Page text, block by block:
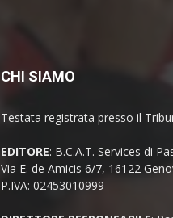
CHI SIAMO
Testata registrata presso il
EDITORE: B.C.A.T. Services di
Via E. de Amicis 6/7, 16122
P.IVA: 02453010999